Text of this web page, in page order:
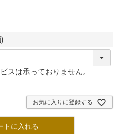
スは承っておりません。
お気に入りに登録する
トに入れる